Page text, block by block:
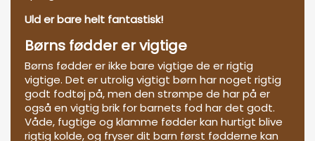
Uld er bare helt fantastisk!
Børns fødder er vigtige
Børns fødder er ikke bare vigtige de er rigtig
vigtige. Det er utrolig vigtigt børn har noget rigtig
godt fodtøj på, men den strømpe de har på er
også en vigtig brik for barnets fod har det godt.
Våde, fugtige og klamme fødder kan hurtigt blive
rigtig kolde, og fryser dit barn først fødderne kan